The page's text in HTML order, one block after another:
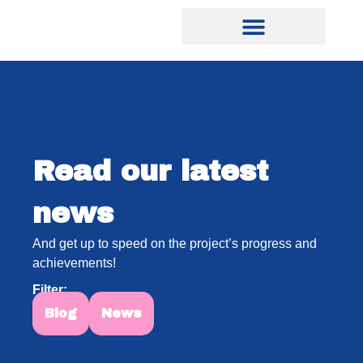
Read our latest
news
And get up to speed on the project’s progress and
achievements!
Filter:
Blog
News